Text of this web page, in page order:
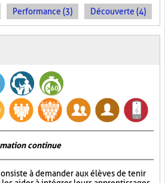
Performance (3) Découverte (4)
continue
à demander aux élèves de tenir